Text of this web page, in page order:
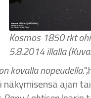
Kosmos 1850 rkt
5.8.2014 illalla
kovalla nopeudella.
ajan